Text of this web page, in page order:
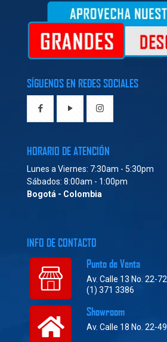
SÍGUENOS EN REDES SOCIALES
HORARIO DE ATENCIÓN
Lunes a Viernes: 7:30am - 5:30pm
Sábados: 8:00am - 1:00pm
Bogotá - Colombia
INFO DE CONTACTO
Punto de Venta
Av. Calle 13 No. 22-72
(1) 371 3386
Showroom
Av. Calle 18 No. 22-49